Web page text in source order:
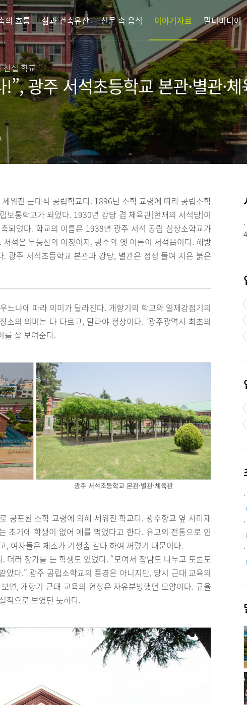
의 흐름 삶과 건축유산 신문 속 음식 이야기자료 멀티미디어
산실 학교
광주 서석초등학교 본관·별관·
워진 근대식 공립학교다. 1896년 소학 교령에 따라 공립소학
보통학교가 되었다. 1930년 강당 겸 체육관[현재의 서석당]이
되었다. 학교의 이름은 1938년 광주 서석 공립 심상소학교가
석은 무등산의 이칭이자, 광주의 옛 이름이 서석읍이다. 해방
광주 서석초등학교 본관과 강당, 별관은 정성 들여 지은 붉은
느냐에 따라 의미가 달라진다. 개항기의 학교와 일제강점기의
의 의미는 다 다르고, 달라야 정상이다. ‘광주광역시 최초의
를 잘 보여준다.
광주 서석초등학교 본관·별관·체육관
공포된 소학 교령에 의해 세워진 학교다. 광주향교 옆 사마재
초기에 학생이 없어 애를 먹었다고 한다. 유교의 전통으로 인
, 여자들은 체조가 기생춤 같다 하여 꺼렸기 때문이다.
더러 장가를 든 학생도 있었다. “모여서 잡담도 나누고 토론도
았다.” 광주 공립소학교의 풍경은 아니지만, 당시 근대 교육의
면, 개항기 근대 교육의 현장은 자유분방했던 모양이다. 규율
적으로 보였던 듯하다.